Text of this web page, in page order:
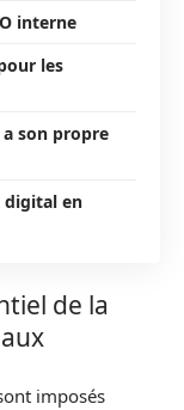
interne
les
son propre
digital en
de la
imposés